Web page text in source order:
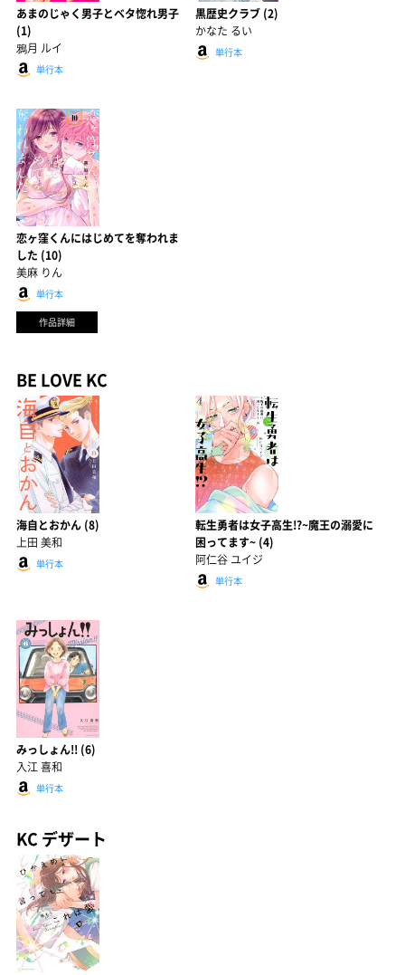
あまのじゃく男子とベタ惚れ男子
(1)
鴉月 ルイ
単行本
黒歴史クラブ (2)
かなた るい
単行本
恋ヶ窪くんにはじめてを奪われま
した (10)
美麻 りん
単行本
作品詳細
BE LOVE KC
海自とおかん (8)
上田 美和
単行本
転生勇者は女子高生!?~魔王の溺愛に
困ってます~ (4)
阿仁谷 ユイジ
単行本
みっしょん!! (6)
入江 喜和
単行本
KC デザート